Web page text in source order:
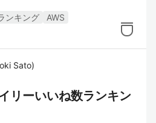
ンキング
AWS
Sato)
リーいいね数ランキン